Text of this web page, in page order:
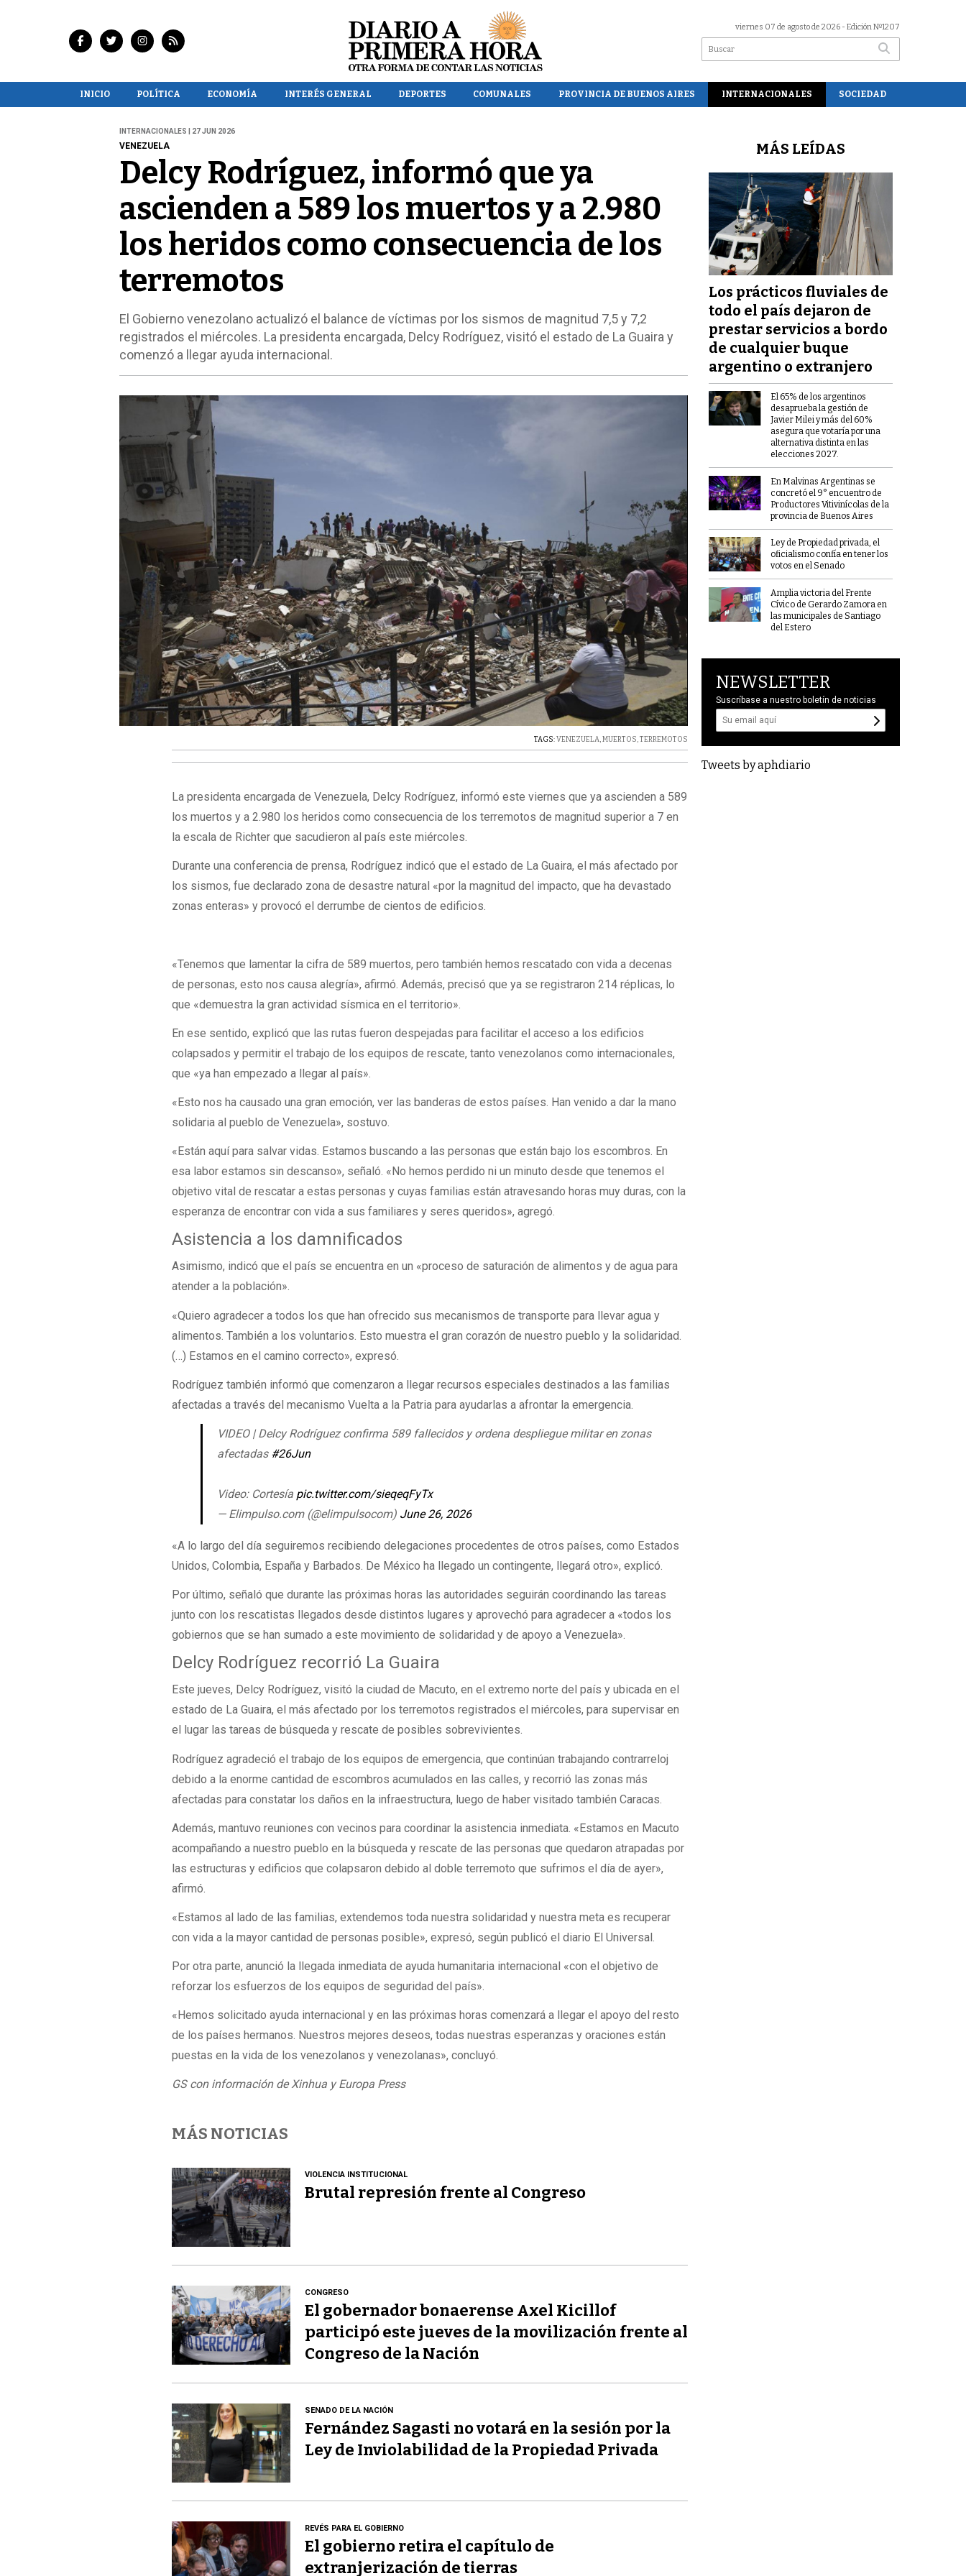
viernes 07 de agosto de 2026 - Edición Nº1207
INICIO POLÍTICA ECONOMÍA INTERÉS GENERAL DEPORTES COMUNALES PROVINCIA DE BUENOS AIRES INTERNACIONALES SOCIEDAD
INTERNACIONALES | 27 JUN 2026
VENEZUELA
Delcy Rodríguez, informó que ya
ascienden a 589 los muertos y a 2.980
los heridos como consecuencia de los
terremotos
El Gobierno venezolano actualizó el balance de víctimas por los sismos de magnitud 7,5 y 7,2
registrados el miércoles. La presidenta encargada, Delcy Rodríguez, visitó el estado de La Guaira y
comenzó a llegar ayuda internacional.
TAGS: VENEZUELA,MUERTOS,TERREMOTOS
La presidenta encargada de Venezuela, Delcy Rodríguez, informó este viernes que ya ascienden a 589
los muertos y a 2.980 los heridos como consecuencia de los terremotos de magnitud superior a 7 en
la escala de Richter que sacudieron al país este miércoles.
Durante una conferencia de prensa, Rodríguez indicó que el estado de La Guaira, el más afectado por
los sismos, fue declarado zona de desastre natural «por la magnitud del impacto, que ha devastado
zonas enteras» y provocó el derrumbe de cientos de edificios.
«Tenemos que lamentar la cifra de 589 muertos, pero también hemos rescatado con vida a decenas
de personas, esto nos causa alegría», afirmó. Además, precisó que ya se registraron 214 réplicas, lo
que «demuestra la gran actividad sísmica en el territorio».
En ese sentido, explicó que las rutas fueron despejadas para facilitar el acceso a los edificios
colapsados y permitir el trabajo de los equipos de rescate, tanto venezolanos como internacionales,
que «ya han empezado a llegar al país».
«Esto nos ha causado una gran emoción, ver las banderas de estos países. Han venido a dar la mano
solidaria al pueblo de Venezuela», sostuvo.
«Están aquí para salvar vidas. Estamos buscando a las personas que están bajo los escombros. En
esa labor estamos sin descanso», señaló. «No hemos perdido ni un minuto desde que tenemos el
objetivo vital de rescatar a estas personas y cuyas familias están atravesando horas muy duras, con la
esperanza de encontrar con vida a sus familiares y seres queridos», agregó.
Asistencia a los damnificados
Asimismo, indicó que el país se encuentra en un «proceso de saturación de alimentos y de agua para
atender a la población».
«Quiero agradecer a todos los que han ofrecido sus mecanismos de transporte para llevar agua y
alimentos. También a los voluntarios. Esto muestra el gran corazón de nuestro pueblo y la solidaridad.
(…) Estamos en el camino correcto», expresó.
Rodríguez también informó que comenzaron a llegar recursos especiales destinados a las familias
afectadas a través del mecanismo Vuelta a la Patria para ayudarlas a afrontar la emergencia.
VIDEO | Delcy Rodríguez confirma 589 fallecidos y ordena despliegue militar en zonas
afectadas #26Jun
Video: Cortesía pic.twitter.com/sieqeqFyTx
— Elimpulso.com (@elimpulsocom) June 26, 2026
«A lo largo del día seguiremos recibiendo delegaciones procedentes de otros países, como Estados
Unidos, Colombia, España y Barbados. De México ha llegado un contingente, llegará otro», explicó.
Por último, señaló que durante las próximas horas las autoridades seguirán coordinando las tareas
junto con los rescatistas llegados desde distintos lugares y aprovechó para agradecer a «todos los
gobiernos que se han sumado a este movimiento de solidaridad y de apoyo a Venezuela».
Delcy Rodríguez recorrió La Guaira
Este jueves, Delcy Rodríguez, visitó la ciudad de Macuto, en el extremo norte del país y ubicada en el
estado de La Guaira, el más afectado por los terremotos registrados el miércoles, para supervisar en
el lugar las tareas de búsqueda y rescate de posibles sobrevivientes.
Rodríguez agradeció el trabajo de los equipos de emergencia, que continúan trabajando contrarreloj
debido a la enorme cantidad de escombros acumulados en las calles, y recorrió las zonas más
afectadas para constatar los daños en la infraestructura, luego de haber visitado también Caracas.
Además, mantuvo reuniones con vecinos para coordinar la asistencia inmediata. «Estamos en Macuto
acompañando a nuestro pueblo en la búsqueda y rescate de las personas que quedaron atrapadas por
las estructuras y edificios que colapsaron debido al doble terremoto que sufrimos el día de ayer»,
afirmó.
«Estamos al lado de las familias, extendemos toda nuestra solidaridad y nuestra meta es recuperar
con vida a la mayor cantidad de personas posible», expresó, según publicó el diario El Universal.
Por otra parte, anunció la llegada inmediata de ayuda humanitaria internacional «con el objetivo de
reforzar los esfuerzos de los equipos de seguridad del país».
«Hemos solicitado ayuda internacional y en las próximas horas comenzará a llegar el apoyo del resto
de los países hermanos. Nuestros mejores deseos, todas nuestras esperanzas y oraciones están
puestas en la vida de los venezolanos y venezolanas», concluyó.
GS con información de Xinhua y Europa Press
MÁS NOTICIAS
VIOLENCIA INSTITUCIONAL
Brutal represión frente al Congreso
CONGRESO
El gobernador bonaerense Axel Kicillof
participó este jueves de la movilización frente al
Congreso de la Nación
SENADO DE LA NACIÓN
Fernández Sagasti no votará en la sesión por la
Ley de Inviolabilidad de la Propiedad Privada
REVÉS PARA EL GOBIERNO
El gobierno retira el capítulo de
extranjerización de tierras
MÁS LEÍDAS
Los prácticos fluviales de
todo el país dejaron de
prestar servicios a bordo
de cualquier buque
argentino o extranjero
El 65% de los argentinos
desaprueba la gestión de
Javier Milei y más del 60%
asegura que votaría por una
alternativa distinta en las
elecciones 2027.
En Malvinas Argentinas se
concretó el 9° encuentro de
Productores Vitivinícolas de la
provincia de Buenos Aires
Ley de Propiedad privada, el
oficialismo confía en tener los
votos en el Senado
Amplia victoria del Frente
Cívico de Gerardo Zamora en
las municipales de Santiago
del Estero
NEWSLETTER
Suscríbase a nuestro boletín de noticias
Tweets by aphdiario